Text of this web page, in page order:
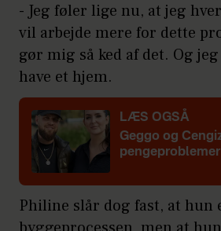
- Jeg føler lige nu, at jeg
vil arbejde mere for dette
gør mig så ked af det. Og
have et hjem.
LÆS OGSÅ
Geggo og
pengeproblemer
Philine slår dog fast, at hun